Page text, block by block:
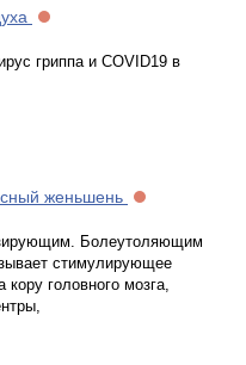
гриппа и COVID19 в
женьшень
Болеутоляющим
стимулирующее
кору головного мозга,